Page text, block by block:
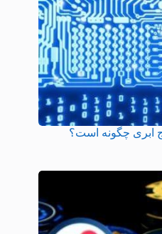
ابری چگونه است؟